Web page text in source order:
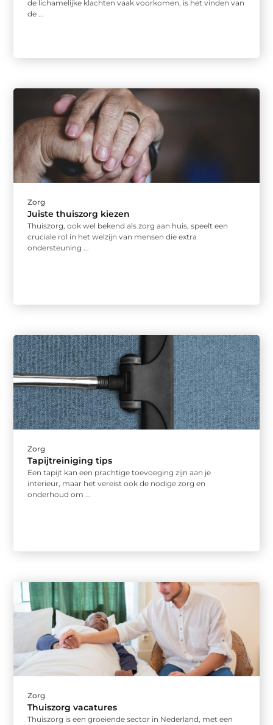
de lichamelijke klachten vaak voorkomen, is het vinden van
de ...
Zorg
Juiste thuiszorg kiezen
Thuiszorg, ook wel bekend als zorg aan huis, speelt een
cruciale rol in het welzijn van mensen die extra
ondersteuning ...
Zorg
Tapijtreiniging tips
Een tapijt kan een prachtige toevoeging zijn aan je
interieur, maar het vereist ook de nodige zorg en
onderhoud om ...
Zorg
Thuiszorg vacatures
Thuiszorg is een groeiende sector in Nederland, met een